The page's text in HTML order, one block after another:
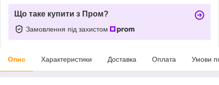
Що таке купити з Пром?
Замовлення під захистом
Опис Характеристики Доставка Оплата Умови